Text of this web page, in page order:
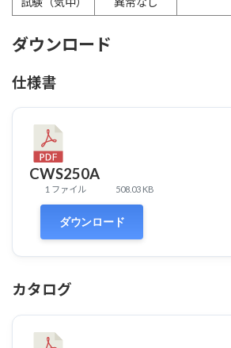
ダウンロード
仕様書
CWS250A
1 ファイル 508.03 KB
ダウンロード
カタログ